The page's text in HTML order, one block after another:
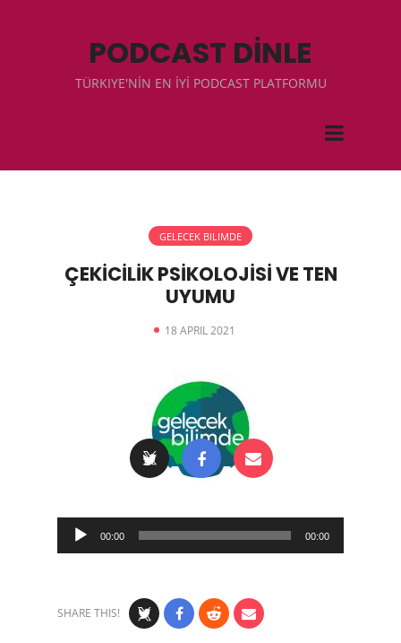
PODCAST DİNLE
TÜRKIYE'NİN EN İYİ PODCAST PLATFORMU
GELECEK BILIMDE
ÇEKİCİLİK PSİKOLOJİSİ VE TEN
UYUMU
18 APRIL 2021
Audio
Player
00:00 00:00
SHARE THIS!